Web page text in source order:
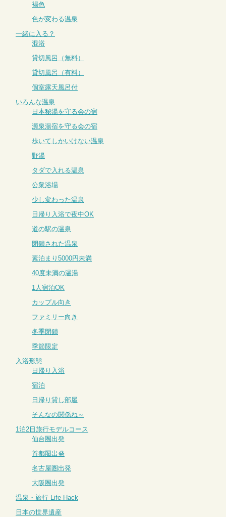
褐色
色が変わる温泉
一緒に入る？
混浴
貸切風呂（無料）
貸切風呂（有料）
個室露天風呂付
いろんな温泉
日本秘湯を守る会の宿
源泉湯宿を守る会の宿
歩いてしかいけない温泉
野湯
タダで入れる温泉
公衆浴場
少し変わった温泉
日帰り入浴で夜中OK
道の駅の温泉
閉鎖された温泉
素泊まり5000円未満
40度未満の温湯
1人宿泊OK
カップル向き
ファミリー向き
冬季閉鎖
季節限定
入浴形態
日帰り入浴
宿泊
日帰り貸し部屋
そんなの関係ね～
1泊2日旅行モデルコース
仙台圏出発
首都圏出発
名古屋圏出発
大阪圏出発
温泉・旅行 Life Hack
日本の世界遺産